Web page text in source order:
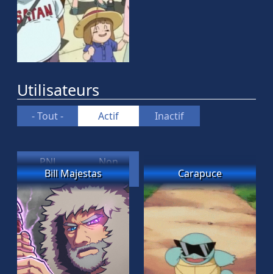
Utilisateurs
- Tout - Actif Inactif
PNJ
Non
Validé
Bill Majestas Carapuce